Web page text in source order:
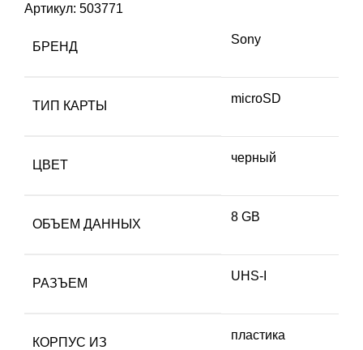
Артикул: 503771
БРЕНД
Sony
ТИП КАРТЫ
microSD
ЦВЕТ
черный
ОБЪЕМ ДАННЫХ
8 GB
РАЗЪЕМ
UHS-I
КОРПУС ИЗ
пластика